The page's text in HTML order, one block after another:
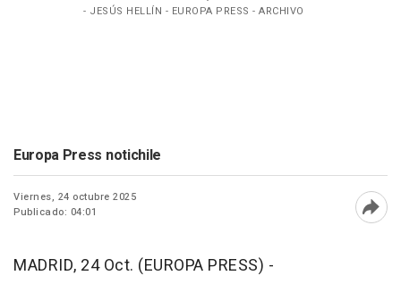
- JESÚS HELLÍN - EUROPA PRESS - ARCHIVO
Europa Press notichile
Viernes, 24 octubre 2025
Publicado: 04:01
MADRID, 24 Oct. (EUROPA PRESS) -